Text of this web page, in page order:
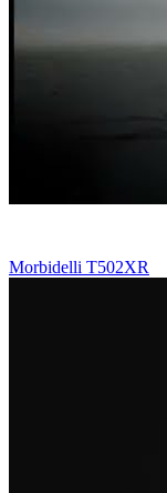
Morbidelli T502XR